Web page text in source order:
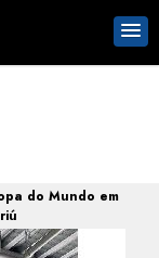
do Mundo em